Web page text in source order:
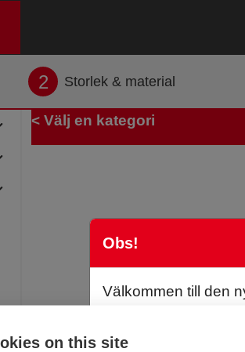
Obs!
Välkommen till den
föremål på pelarna.
2 Storlek & material
< Välj en kategori
on this site